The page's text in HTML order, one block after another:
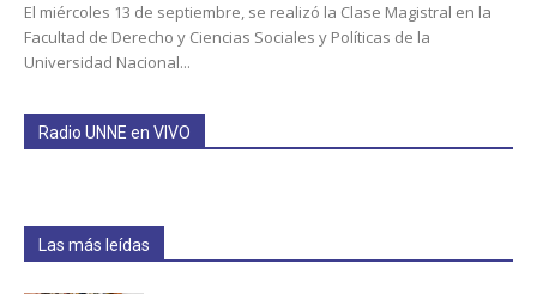
El miércoles 13 de septiembre, se realizó la Clase Magistral en la
Facultad de Derecho y Ciencias Sociales y Políticas de la
Universidad Nacional...
Radio UNNE en VIVO
Las más leídas